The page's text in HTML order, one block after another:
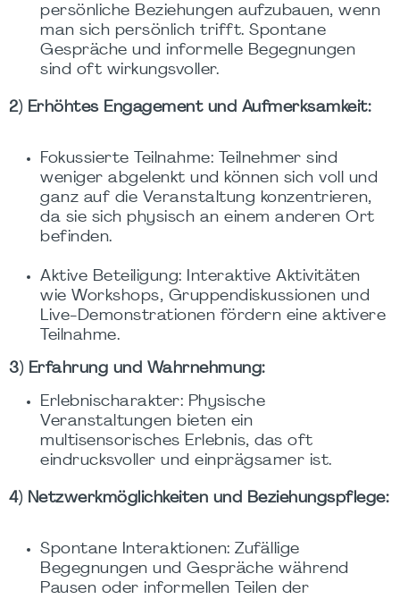
persönliche Beziehungen aufzubauen, wenn
man sich persönlich trifft. Spontane
Gespräche und informelle Begegnungen
sind oft wirkungsvoller.
2) Erhöhtes Engagement und Aufmerksamkeit:
Fokussierte Teilnahme: Teilnehmer sind
weniger abgelenkt und können sich voll und
ganz auf die Veranstaltung konzentrieren,
da sie sich physisch an einem anderen Ort
befinden.
Aktive Beteiligung: Interaktive Aktivitäten
wie Workshops, Gruppendiskussionen und
Live-Demonstrationen fördern eine aktivere
Teilnahme.
3) Erfahrung und Wahrnehmung:
Erlebnischarakter: Physische
Veranstaltungen bieten ein
multisensorisches Erlebnis, das oft
eindrucksvoller und einprägsamer ist.
4) Netzwerkmöglichkeiten und Beziehungspflege:
Spontane Interaktionen: Zufällige
Begegnungen und Gespräche während
Pausen oder informellen Teilen der